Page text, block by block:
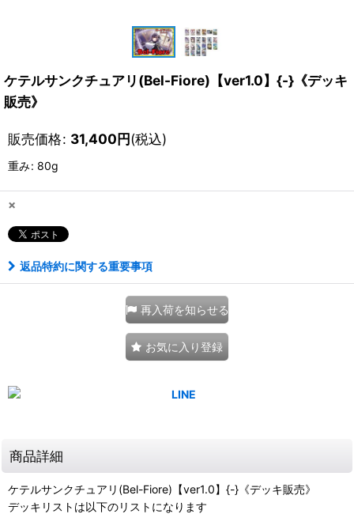
ケテルサンクチュアリ(Bel-Fiore)【ver1.0】{-}《デッキ
販売》
販売価格: 31,400円(税込)
重み: 80g
×
返品特約に関する重要事項
再入荷を知らせる
お気に入り登録
商品詳細
ケテルサンクチュアリ(Bel-Fiore)【ver1.0】{-}《デッキ販売》
デッキリストは以下のリストになります